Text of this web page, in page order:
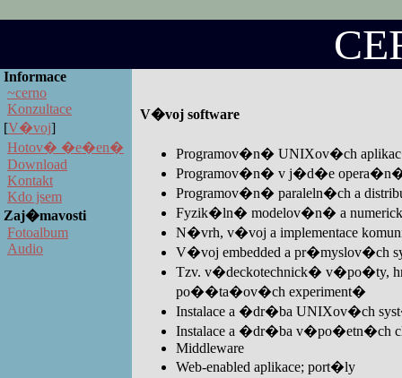
Informace
~cerno
Konzultace
[V�voj]
Hotov� �e�en�
Download
Kontakt
Kdo jsem
Zaj�mavosti
Fotoalbum
Audio
V�voj software
Programov�n� UNIXov�ch
Programov�n� v j�d�e
Programov�n� paraleln�ch a
Fyzik�ln� modelov�n� a
N�vrh, v�voj a implementace
V�voj embedded a
Tzv. v�deckotechnick� v�po�ty,
po��ta�ov�ch experiment�
Instalace a �dr�ba UNIXov�ch
Instalace a �dr�ba v�po�etn�ch
Middleware
Web-enabled aplikace; port�ly